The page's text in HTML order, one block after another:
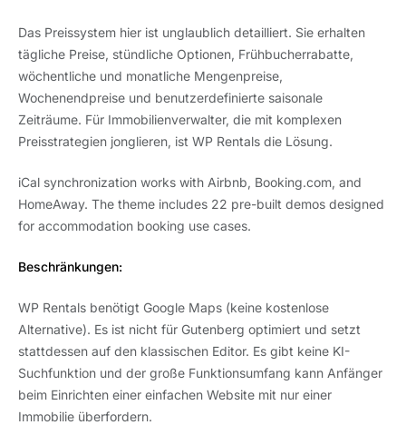
Das Preissystem hier ist unglaublich detailliert. Sie erhalten
tägliche Preise, stündliche Optionen, Frühbucherrabatte,
wöchentliche und monatliche Mengenpreise,
Wochenendpreise und benutzerdefinierte saisonale
Zeiträume. Für Immobilienverwalter, die mit komplexen
Preisstrategien jonglieren, ist WP Rentals die Lösung.
iCal synchronization works with Airbnb, Booking.com, and
HomeAway. The theme includes 22 pre-built demos designed
for accommodation booking use cases.
Beschränkungen:
WP Rentals benötigt Google Maps (keine kostenlose
Alternative). Es ist nicht für Gutenberg optimiert und setzt
stattdessen auf den klassischen Editor. Es gibt keine KI-
Suchfunktion und der große Funktionsumfang kann Anfänger
beim Einrichten einer einfachen Website mit nur einer
Immobilie überfordern.